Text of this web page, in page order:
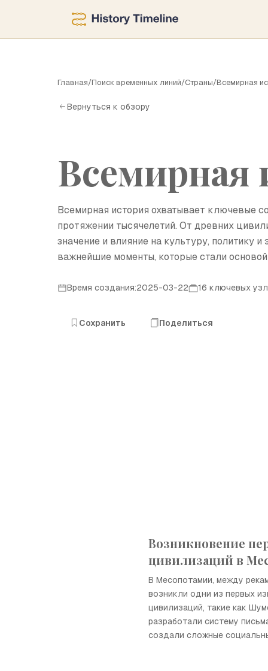
Главная/Поиск временных линий/Страны/Всемирная
Вернуться к обзору
Всемирная
Всемирная история охватывает ключевые
протяжении тысячелетий. От древних
значение и влияние на культуру, политику
важнейшие моменты, которые стали
Время создания:2025-03-22 16 ключевых
Сохранить Поделиться
Возникновение
цивилизаций в
В Месопотамии, между
возникли одни из первых
цивилизаций, такие как
разработали систему
создали сложные